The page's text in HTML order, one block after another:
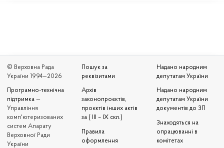
© Верховна Рада
України 1994—2026
Програмно-технічна
підтримка —
Управління
комп'ютеризованих
систем Апарату
Верховної Ради
України
Пошук за
реквізитами
Архів
законопроєктів,
проєктів інших актів
за ( III – IX скл.)
Правила
оформлення
Надано народним
депутатам України
Надано народним
депутатам України
документів до ЗП
Знаходяться на
опрацюванні в
комітетах